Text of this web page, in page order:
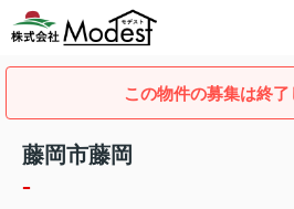
この物件の募集は終了
藤岡市藤岡
-